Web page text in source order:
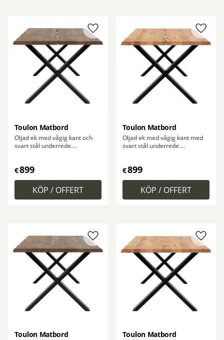
Toulon Matbord
Oljad ek med vågig kant och
svart stål underrede.
€899
Lägg till i favoriter
Toulon Matbord
Oljad ek med vågig kant med
svart stål underrede.
€899
Lägg
Toulon Matbord
Lägg till i favoriter
Toulon Matbord
Lägg